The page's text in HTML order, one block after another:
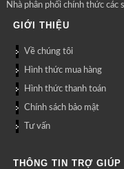
Nhà phân phối chính thức các
GIỚI THIỆU
Về chúng tôi
Hình thức mua hàng
Hình thức thanh toán
Chính sách bảo mật
Tư vấn
THÔNG TIN TRỢ GIÚP